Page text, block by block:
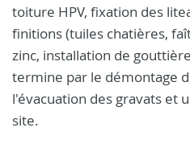
toiture HPV, fixation des
finitions (tuiles chatières,
zinc, installation de
termine par le démontage
l'évacuation des gravats et
site.